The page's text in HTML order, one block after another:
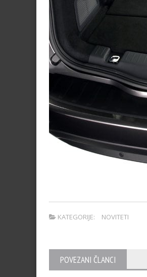
KATEGORIJE: NOVITETI
POVEZANI ČLANCI